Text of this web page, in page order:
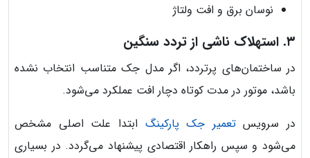
نوسان برق و افت ولتاژ
۳. استهلاک ناشی از تردد سنگین
در ساختمان‌های پرتردد، اگر مدل جک متناسب انتخاب نشده
باشد، موتور در مدت کوتاه دچار افت عملکرد می‌شود.
در سرویستعمیر جک پارکینگ ابتدا علت اصلی مشخص
می‌شود و سپس راهکار اقتصادی پیشنهاد می‌گردد. در بسیاری